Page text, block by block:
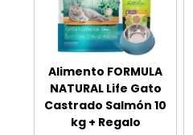
Alimento FORMULA
NATURAL Life Gato
Castrado Salmón 10
kg + Regalo